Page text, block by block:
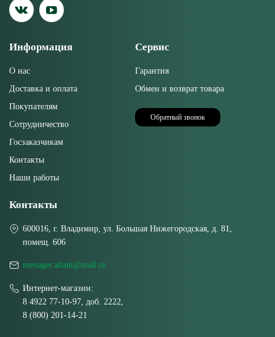
Информация
О нас
Доставка и оплата
Покупателям
Сотрудничество
Госзаказчикам
Контакты
Наши работы
Сервис
Гарантия
Обмен и возврат товара
Обратный звонок
Контакты
600016, г. Владимир, ул. Большая Нижегородская, д. 81,
помещ. 606
menager.atlant@mail.ru
Интернет-магазин:
8 4922 77-10-97, доб. 2222,
8 (800) 201-14-21